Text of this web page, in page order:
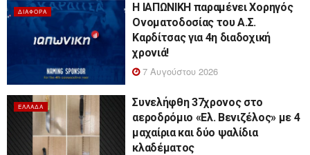
ΔΙΆΦΟΡΑ
Η ΙΑΠΩΝΙΚΗ παραμένει Χορηγός
Ονοματοδοσίας του Α.Σ.
Καρδίτσας για 4η διαδοχική
χρονιά!
7 Αυγούστου 2026
ΕΛΛΆΔΑ
Συνελήφθη 37χρονος στο
αεροδρόμιο «Ελ. Βενιζέλος» με 4
μαχαίρια και δύο ψαλίδια
κλαδέματος